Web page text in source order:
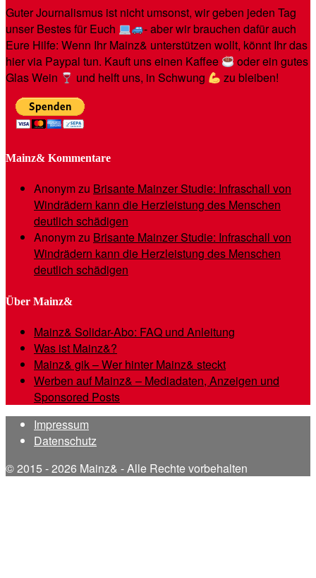
Guter Journalismus ist nicht umsonst, wir geben jeden Tag
unser Bestes für Euch
- aber wir brauchen dafür auch
Eure Hilfe: Wenn Ihr Mainz& unterstützen wollt, könnt Ihr das
hier via Paypal tun. Kauft uns einen Kaffee
oder ein gutes
Glas Wein
und helft uns, in Schwung zu bleiben!
Mainz& Kommentare
Anonymzu Brisante Mainzer Studie: Infraschall von
Windrädern kann die Herzleistung des Menschen
deutlich schädigen
Anonymzu Brisante Mainzer Studie: Infraschall von
Windrädern kann die Herzleistung des Menschen
deutlich schädigen
Über Mainz&
Mainz& Solidar-Abo: FAQ und Anleitung
Was ist Mainz&?
Mainz& gik – Wer hinter Mainz& steckt
Werben auf Mainz& – Mediadaten, Anzeigen und
Sponsored Posts
Impressum
Datenschutz
© 2015 - 2026 Mainz& - Alle Rechte vorbehalten